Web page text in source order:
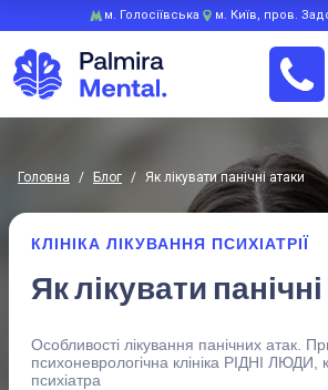
м. Голосіївська м. Київ, пров.
Головна / Блог / Як лікувати панічні атаки
КЛІНІКА ЛІКУВАННЯ ПСИХІАТРІЇ
Як лікувати
Особливості лікування панічних атак.
психоневрологічна клініка РІДНІ ЛЮДИ,
психіатра